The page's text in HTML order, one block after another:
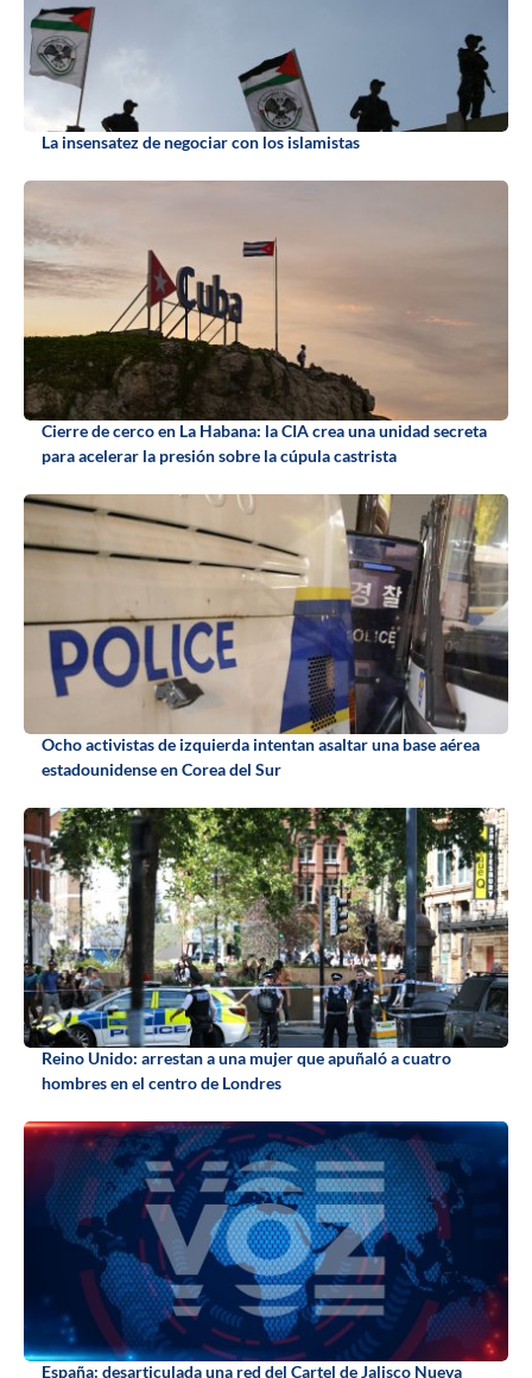
La insensatez de negociar con los islamistas
Cierre de cerco en La Habana: la CIA crea una unidad secreta
para acelerar la presión sobre la cúpula castrista
Ocho activistas de izquierda intentan asaltar una base aérea
estadounidense en Corea del Sur
Reino Unido: arrestan a una mujer que apuñaló a cuatro
hombres en el centro de Londres
España: desarticulada una red del Cartel de Jalisco Nueva